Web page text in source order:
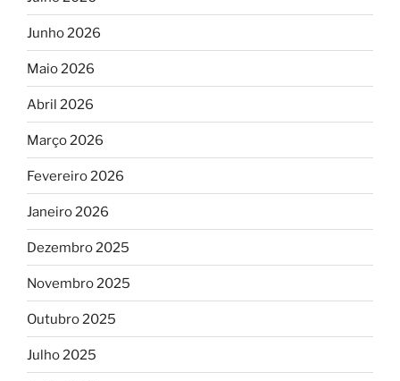
Junho 2026
Maio 2026
Abril 2026
Março 2026
Fevereiro 2026
Janeiro 2026
Dezembro 2025
Novembro 2025
Outubro 2025
Julho 2025